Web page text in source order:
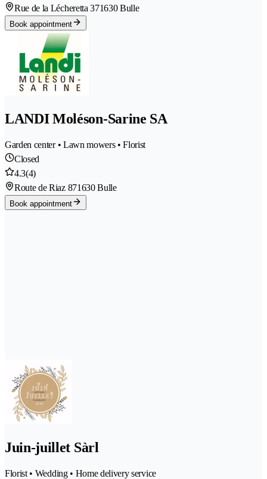
Rue de la Lécheretta 371630 Bulle
Book appointment
LANDI Moléson-Sarine SA
Garden center • Lawn mowers • Florist
Closed
4.3(4)
Route de Riaz 871630 Bulle
Book appointment
Juin-juillet Sàrl
Florist • Wedding • Home delivery service